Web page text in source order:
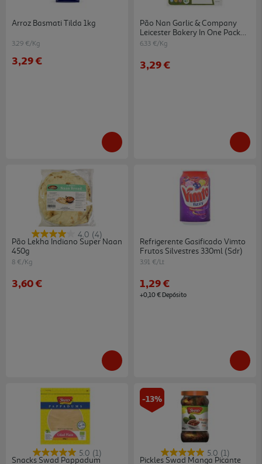
Arroz Basmati Tilda 1kg
3.29 €/Kg
3,29 €
Pão Nan Garlic & Company
Leicester Bakery In One Pack
4un
6.33 €/Kg
3,29 €
4.0 (4)
Pão Lekha Indiano Super Naan
450g
8 €/Kg
3,60 €
Refrigerente Gasificado Vimto
Frutos Silvestres 330ml (sdr)
3.91 €/Lt
1,29 €
+0,10 € Depósito
5.0 (1)
Snacks Swad Pappadum
-13%
5.0 (1)
Pickles Swad Manga Picante